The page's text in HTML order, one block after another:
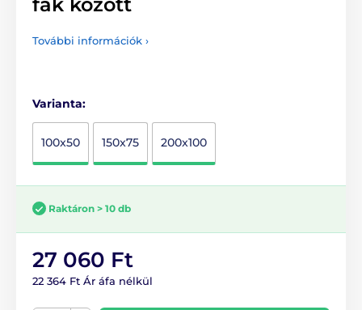
További információk ›
Varianta:
100x50 150x75 200x100
Raktáron > 10 db
27 060 Ft
22 364 Ft Ár áfa nélkül